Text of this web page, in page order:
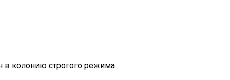
в колонию строгого режима